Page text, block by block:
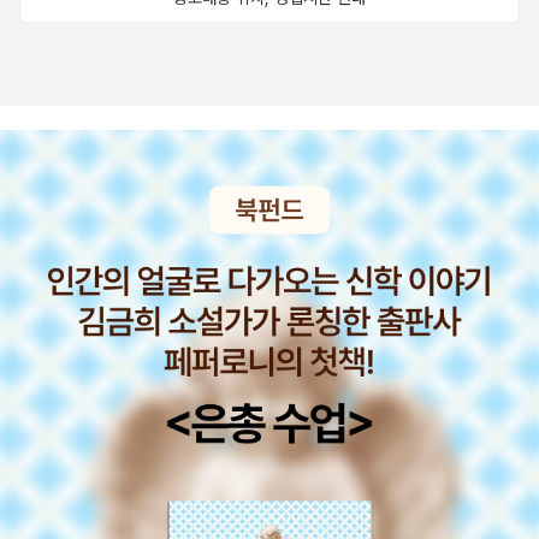
다. 독서 모임 후기를 쓰는 데 많이 도움이 되었다.
이 아닌가>를, 우주물리학 책을 읽다가 <시간에 관한 거의 모 든 것
들>을 떠올린다 - 140쪽 17. 이 글을 쓰며 책장을 바라본다.
왜인지 책장을 바라볼 때마다 수전 손택의 <타인의 고통>을 한동안
바라보게 된다. 타인의 고통에 깨어 있느냐는 물음이 죽비처럼 내리
친다. -155쪽 18. 밤마다 잠이 오지 않을 때 읽는 책 중에 한
스 요아힘 슈퇴리히의 <세계철학사>가 있는데 희미한 전자책 단말기
화면으로 읽다보면 어느새 스스륵 잠이 온다. 이걸 한권으로 치기는
조금 억울한 감이 있따. 종이책 기준으로 무려 1208쪽짜리 책이기 때
문이다.(...) 아도르노와 호르크하이머가 쓴 <계몽의 변증법>의 경우
에도 수록된 논문 중 세편밖에 읽지 못했지만, 그 중 '계몽의 변증
법'한 편을 읽는 데에만 한달이 걸렸다 이런 책들을 접하다보면 권수
를 세는 게 무슨 의미가 있는가 싶어진다.-175쪽 19. 처음 T
어 왕'에 대한 뛰어난 비평적 언급일지도 모른다. 헤밍웨이는 다른 어
로, 내 생각엔 그러한 양식에 경도되었던 체호프도 감명받았으리라
여겨진다.「킬리만자로의 눈」에서는 있을 수 없는 일만일 '표범의 시
체'를 ㅡ상실되었지만 아직 조금은 남아 있는 ㅡ해리의 작가로서의
야심 혹은 미학적 이상과 동일시한다면, 이는 헤밍웨이의 작품을 거
짓 감상했거나 괴기스러운 것으로 비하하는 것이다. 「노인과 바다」에
서는 헤밍웨이가 그런 오류를 범했지만 「킬리만자로의 눈」에서는 있
을 수 없는 일이다. 플래너리 오코너(1925∼1964)'작가가 아닌, 이
야기를 믿으라.'뛰어난 단편소설 작가 D.H.로렌스는 간결한 단 한 줄
로 독자들에게 영원한 지혜를 제공했다.'작가가 아닌, 이야기를 믿으
라.'내가 볼 때 이 말은 헤밍웨이 이래 미국 작가들 가운데 가장 독창
적인 작가로 평가되는 플래너리 오코너의 작품을 읽는 근본적인 원리
(...) 그러나 병원에 도착하자 그의 옷은 벗겨졌고 그의 머리는 죄다
채 구역질을 느끼며, 그는 우물 바닥 같은 병실에서 깨어났다. 수술 이
후 몇 번이나 밤과 낮을 보낸 뒤, 그는 그때까지 자기가 지옥 언저리를
헤맸다는 사실을 깨달았다. 입에 얼음을 넣어도 조금도 시원하다는
느낌이 들지 않았다. 그 기간 동안 달만은 철저하게 자기 자신을 증오
했다. 자기의 정체성을 증오했고, 얼굴에 바늘처럼 서 있는 수염도 증
오했다. 그는 몹시 괴로운 치료를 꿋꿋하게 견뎌 냈다. 그러나 의사가
패혈증으로 죽기 일보 직전이었다는 말을 하자, (...)”(219) 급성보
다 더 무서운 건 물론, 만성이다. 바로, 실명. 보르헤스와 실명은 유명
한 테마이지만, 최근에 내가 안질환으로 약간의(-_-;;) 고생을 하다
보니, 정녕 이것도 농담이 아니다 싶다. 암튼. 그에 대해 보르헤스는
이렇게 쓴다. “점차로 아름다운 세계가 그로부터 떠나기 시작했다.
걷히지 않는 안개가 그의 손금들을 지워버렸다. 밤은 자신의 수많은
를 낳는다. 이런 작품도 좋다.“(그렇게 함으로써) 보르헤스는 자산
의 문학을 만들어갈 수 있을 거고, 바로 그 문학이 나의 존재를 정당화
시켜 줄 것이기 때문이다. 나는 그가 몇 페이지의 좋은 글을 썼다는 사
실을 당당하게 말할 수 있다. 그렇다고 해도 그 글들이 나를 구원해 줄
수는 없다. 왜냐하면 좋은 것은 이미 그 누구의 것도 아니고, 그의 것
도 아니고, 단지 언어 또는 전통의 소유물이기 때문이다. 게다가 나는
명백하게 소멸할 운명을 가지고 있고, 단지 내 자신의 어떤 순간들만
이 남의 기억 속에 남게 될 것이잖는가.”(66) “나는 우리 둘 중에서
누가 이 글을 쓰고 있는지 알 수가 없다.”(66)(｢보르헤스와 나｣. )
은 보르헤스가 아침 10시, 영국, 템스 강(?) 거리의 한 벤치에서 젊은
보르헤스를 만나는 설정으로 시작되는 소설은 또 어떠냐. “불가능한
것에 대한 본질적 공포와, 그럼에도 불구하고 그것이 눈앞에서 펼쳐
의 적이었던 볼스키인으로 들어가 적장 아우피디우스에게 자신은 로
마와 싸우겠다고 그의 군에 합류한다. 코리올라누스는 정치적 맥락
도, 세에 대한 이해도, 분석도 전략도 갖지 않는 그저 장군이다. 평민
과 평민의 이해를 대변한다는 호민관 사이의 암암리에 진행되는 불온
한 기운과 그에 굴복하지 않는 오만한 코리올라누스, 어느쪽이든 해
석하기 만만치 않다. 지젝은 코리올라누스를 '신체없는 기관'이라고
한다. '두 호민관이 대표하는 평민은 착취당하는 노동자가 아니라 룸
펜 프롤레타리아 폭도, 국가가 먹여살리는 군중이다'(페이지 221)고
정의한다. 코리올라누스가 적대하는 평민(대중)은 바로 그들이다. 그
래서 진짜 평민(대중)을 찾는다면 차라리 볼스키인에게서 찾아야 한
다는 것이다.''신체없는 기관'으로서 고정된 계급 동맹의식이 없어 억